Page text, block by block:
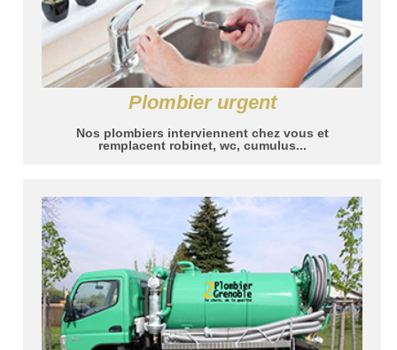
Plombier urgent
Nos plombiers interviennent chez vous et
remplacent robinet, wc, cumulus...